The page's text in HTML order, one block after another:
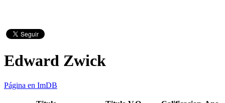
Edward Zwick
Página en ImDB